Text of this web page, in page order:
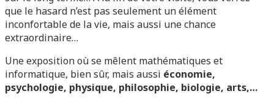
que le hasard n’est pas seulement un élément
inconfortable de la vie, mais aussi une chance
extraordinaire…
Une exposition où se mêlent mathématiques et
informatique, bien sûr, mais aussi économie,
psychologie, physique, philosophie, biologie, arts,…